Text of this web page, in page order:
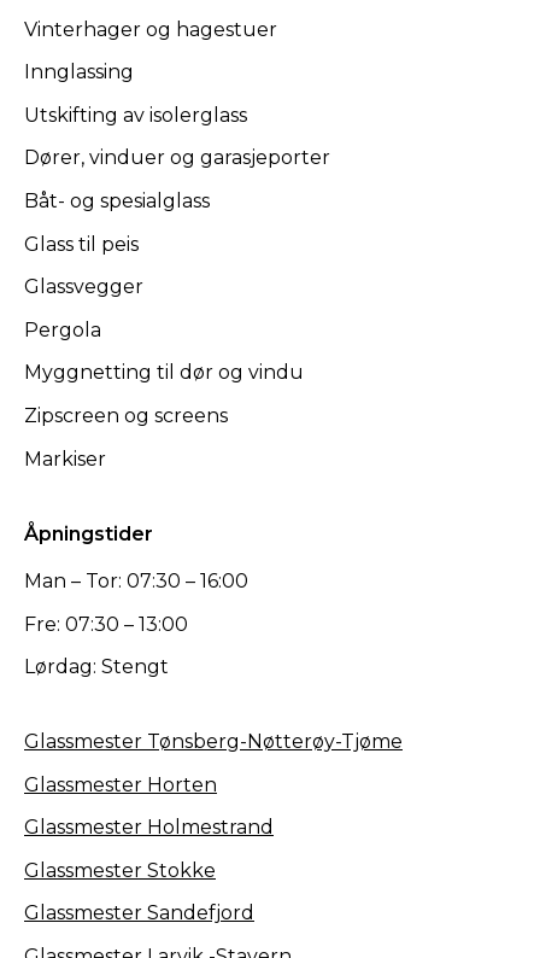
Vinterhager og hagestuer
Innglassing
Utskifting av isolerglass
Dører, vinduer og garasjeporter
Båt- og spesialglass
Glass til peis
Glassvegger
Pergola
Myggnetting til dør og vindu
Zipscreen og screens
Markiser
Åpningstider
Man – Tor: 07:30 – 16:00
Fre: 07:30 – 13:00
Lørdag: Stengt
Glassmester Tønsberg-Nøtterøy-Tjøme
Glassmester Horten
Glassmester Holmestrand
Glassmester Stokke
Glassmester Sandefjord